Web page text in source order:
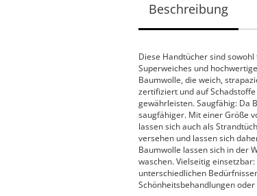
Beschreibung
Diese Handtücher sind
Superweiches und
Baumwolle, die weich,
zertifiziert und auf
gewährleisten. Saugfähig: Da
saugfähiger. Mit einer Größe
lassen sich auch als
versehen und lassen sich
Baumwolle lassen sich in der
waschen. Vielseitig
unterschiedlichen
Schönheitsbehandlungen